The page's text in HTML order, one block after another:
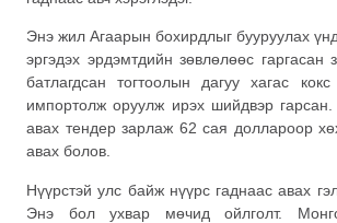
Энэ жил Агаарын бохирдлыг бууруулах
эргэдэх эрдэмтдийн зөвлөлөөс гаргасан
батлагдсан тогтоолын дагуу хагас
импортолж оруулж ирэх шийдвэр гарсан.
авах тендер зарлаж 62 сая доллароор
авах болов.
Нүүрстэй улс байж нүүрс гаднаас авах
Энэ бол ухвар мөчид ойлголт.